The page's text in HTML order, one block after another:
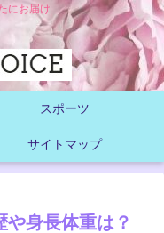
にお届け
スポーツ
サイトマップ
や身長体重は？